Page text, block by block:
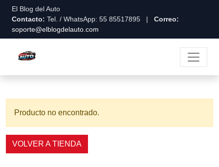
El Blog del Auto
Contacto: Tel. / WhatsApp: 55 85517895 | Correo:
soporte@elblogdelauto.com
Producto no encontrado.
VOLVER A TIENDA